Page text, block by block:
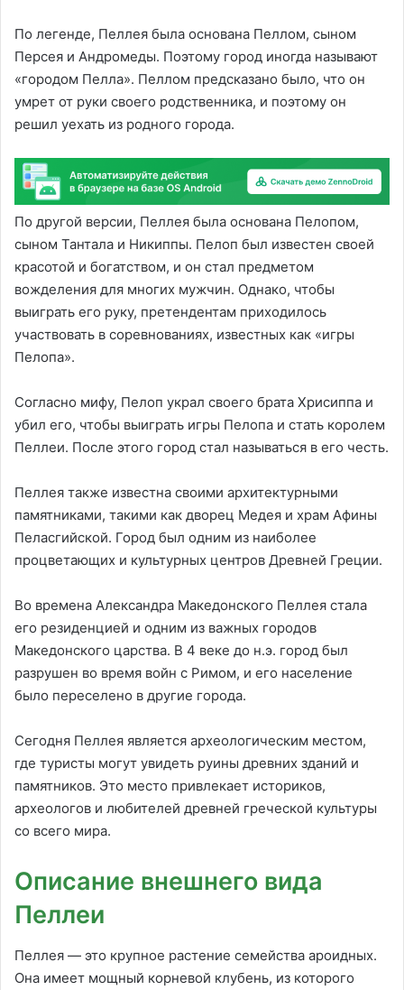
По легенде, Пеллея была основана Пеллом, сыном
Персея и Андромеды. Поэтому город иногда называют
«городом Пелла». Пеллом предсказано было, что он
умрет от руки своего родственника, и поэтому он
решил уехать из родного города.
По другой версии, Пеллея была основана Пелопом,
сыном Тантала и Никиппы. Пелоп был известен своей
красотой и богатством, и он стал предметом
вожделения для многих мужчин. Однако, чтобы
выиграть его руку, претендентам приходилось
участвовать в соревнованиях, известных как «игры
Пелопа».
Согласно мифу, Пелоп украл своего брата Хрисиппа и
убил его, чтобы выиграть игры Пелопа и стать королем
Пеллеи. После этого город стал называться в его честь.
Пеллея также известна своими архитектурными
памятниками, такими как дворец Медея и храм Афины
Пеласгийской. Город был одним из наиболее
процветающих и культурных центров Древней Греции.
Во времена Александра Македонского Пеллея стала
его резиденцией и одним из важных городов
Македонского царства. В 4 веке до н.э. город был
разрушен во время войн с Римом, и его население
было переселено в другие города.
Сегодня Пеллея является археологическим местом,
где туристы могут увидеть руины древних зданий и
памятников. Это место привлекает историков,
археологов и любителей древней греческой культуры
со всего мира.
Описание внешнего вида
Пеллеи
Пеллея — это крупное растение семейства ароидных.
Она имеет мощный корневой клубень, из которого